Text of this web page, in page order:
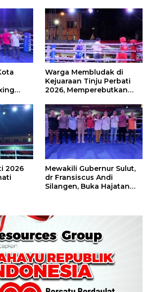
Warga Membludak di
Kejuaraan Tinju Perbati
2026, Memperebutkan
2026
Mewakili Gubernur Sulut,
dr Fransiscus Andi
Silangen, Buka Hajatan